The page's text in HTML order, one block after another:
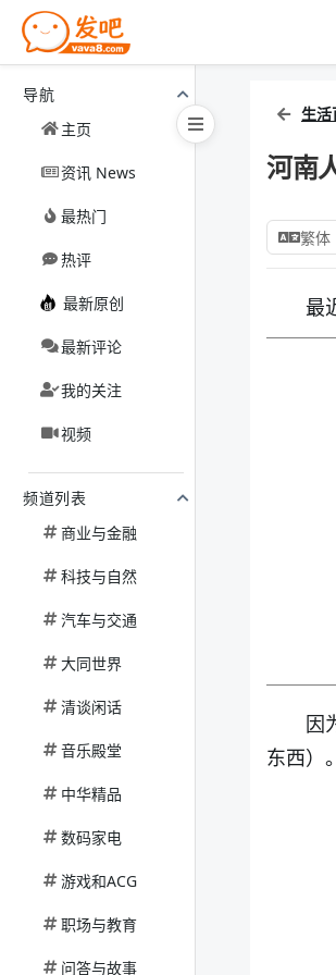
导航
主页
资讯 News
最热门
热评
最新原创
最新评论
我的关注
视频
频道列表
商业与金融
科技与自然
汽车与交通
大同世界
清谈闲话
音乐殿堂
中华精品
数码家电
游戏和ACG
职场与教育
问答与故事
生活
河南
繁体
最
因
东西）。